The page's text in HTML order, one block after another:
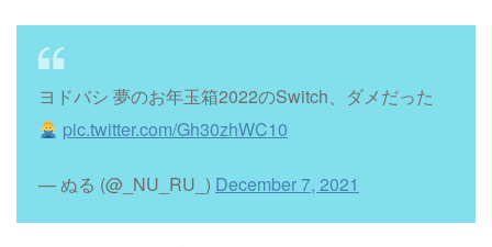
ヨドバシ 夢のお年玉箱2022のSwitch、ダメだった
pic.twitter.com/Gh30zhWC10
— ぬる (@_NU_RU_) December 7, 2021